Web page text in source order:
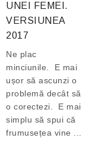
UNEI FEMEI.
VERSIUNEA
2017
Ne plac
minciunile. E mai
ușor să ascunzi o
problemă decât să
o corectezi. E mai
simplu să spui că
frumusețea vine ...